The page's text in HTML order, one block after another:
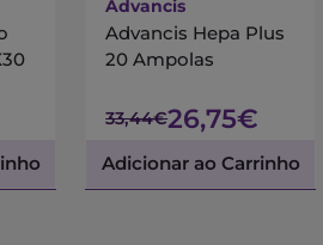
Advancis
Advancis Hepa Plus
20 Ampolas
33,44€26,75€
Adicionar ao Carrinho